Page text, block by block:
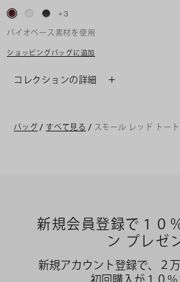
+3
バイオベース素材を使用
ショッピングバッグに追加
コレクションの詳細
バッグ / すべて見る / スモール レッド トー
新規会員登録で１０
ン プレゼ
新規アカウント登録で、２